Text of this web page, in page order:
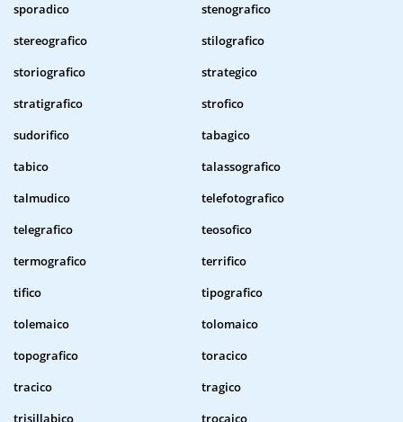
sporadico
stenografico
stereografico
stilografico
storiografico
strategico
stratigrafico
strofico
sudorifico
tabagico
tabico
talassografico
talmudico
telefotografico
telegrafico
teosofico
termografico
terrifico
tifico
tipografico
tolemaico
tolomaico
topografico
toracico
tracico
tragico
trisillabico
trocaico